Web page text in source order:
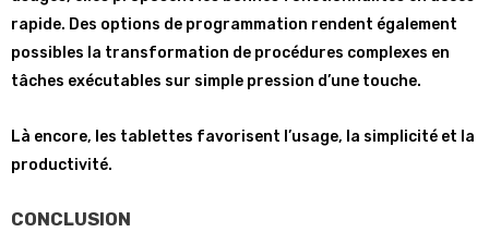
rapide. Des options de programmation rendent également
possibles la transformation de procédures complexes en
tâches exécutables sur simple pression d’une touche.
Là encore, les tablettes favorisent l’usage, la simplicité et la
productivité.
CONCLUSION